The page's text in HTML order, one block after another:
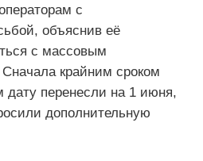
с
объяснив её
с массовым
крайним сроком
дату перенесли на 1 июня,
дополнительную